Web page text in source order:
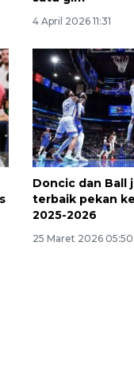
4 April 2026 11:31
Doncic dan Ball
terbaik pekan
2025-2026
25 Maret 2026 05:50